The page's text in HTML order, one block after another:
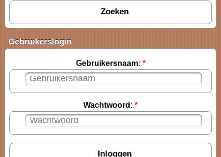
Gebruikerslogin
Gebruikersnaam: *
Wachtwoord: *